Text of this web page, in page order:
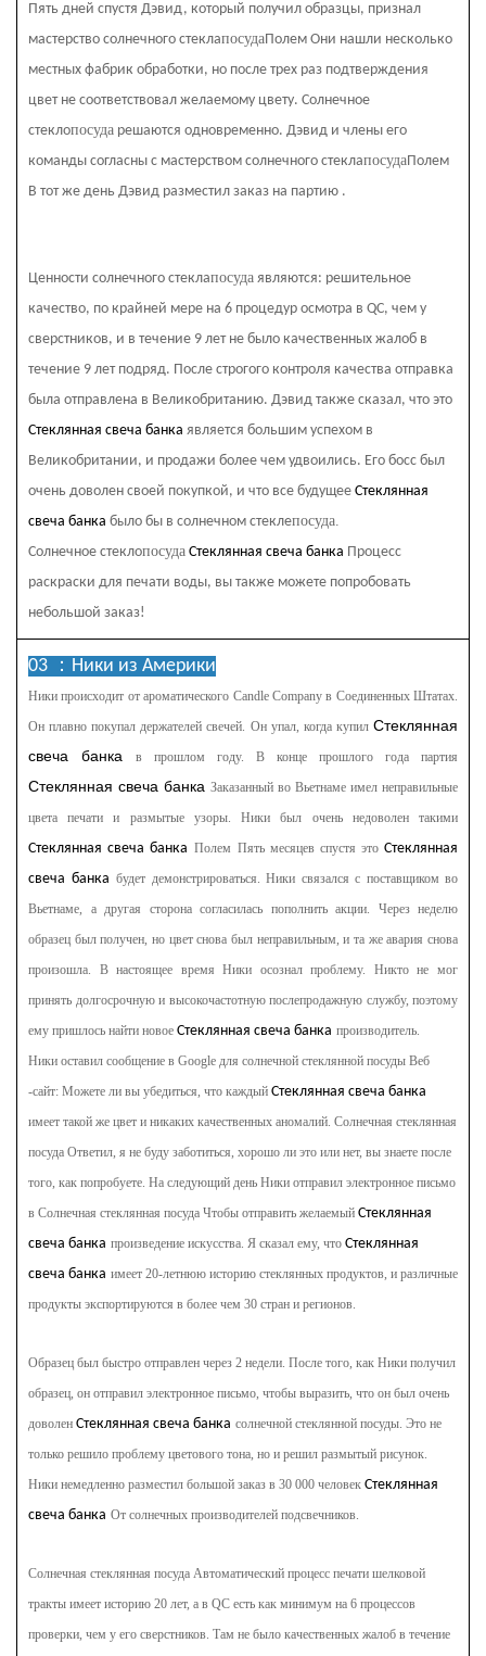
Пять дней спустя Дэвид, который получил образцы, признал
мастерство солнечного стеклапосудаПолем Они нашли несколько
местных фабрик обработки, но после трех раз подтверждения
цвет не соответствовал желаемому цвету. Солнечное
стеклопосуда решаются одновременно. Дэвид и члены его
команды согласны с мастерством солнечного стеклапосудаПолем
В тот же день Дэвид разместил заказ на партию .
Ценности солнечного стеклапосуда являются: решительное
качество, по крайней мере на 6 процедур осмотра в QC, чем у
сверстников, и в течение 9 лет не было качественных жалоб в
течение 9 лет подряд. После строгого контроля качества отправка
была отправлена ​​в Великобританию. Дэвид также сказал, что это
Стеклянная свеча банка является большим успехом в
Великобритании, и продажи более чем удвоились. Его босс был
очень доволен своей покупкой, и что все будущее Стеклянная
свеча банка было бы в солнечном стеклепосуда.
Солнечное стеклопосуда Стеклянная свеча банка Процесс
раскраски для печати воды, вы также можете попробовать
небольшой заказ!
03 ： Ники из Америки
Ники происходит от ароматического Candle Company в Соединенных Штатах.
Он плавно покупал держателей свечей. Он упал, когда купил Стеклянная
свеча банка
в прошлом году. В конце прошлого года партия
Стеклянная свеча банка Заказанный во Вьетнаме имел неправильные
цвета печати и размытые узоры. Ники был очень недоволен такими
Стеклянная свеча банка Полем Пять месяцев спустя это Стеклянная
свеча банка будет демонстрироваться. Ники связался с поставщиком во
Вьетнаме, а другая сторона согласилась пополнить акции. Через неделю
образец был получен, но цвет снова был неправильным, и та же авария снова
произошла. В настоящее время Ники осознал проблему. Никто не мог
принять долгосрочную и высокочастотную послепродажную службу, поэтому
ему пришлось найти новое Стеклянная свеча банка производитель.
Ники оставил сообщение в Google для солнечной стеклянной посуды Веб
-сайт: Можете ли вы убедиться, что каждый Стеклянная свеча банка
имеет такой же цвет и никаких качественных аномалий. Солнечная стеклянная
посуда Ответил, я не буду заботиться, хорошо ли это или нет, вы знаете после
того, как попробуете. На следующий день Ники отправил электронное письмо
в Солнечная стеклянная посуда Чтобы отправить желаемый Стеклянная
свеча банка произведение искусства. Я сказал ему, что Стеклянная
свеча банка имеет 20-летнюю историю стеклянных продуктов, и различные
продукты экспортируются в более чем 30 стран и регионов.
Образец был быстро отправлен через 2 недели. После того, как Ники получил
образец, он отправил электронное письмо, чтобы выразить, что он был очень
доволен Стеклянная свеча банка солнечной стеклянной посуды. Это не
только решило проблему цветового тона, но и решил размытый рисунок.
Ники немедленно разместил большой заказ в 30 000 человек Стеклянная
свеча банка От солнечных производителей подсвечников.
Солнечная стеклянная посуда Автоматический процесс печати шелковой
тракты имеет историю 20 лет, а в QC есть как минимум на 6 процессов
проверки, чем у его сверстников. Там не было качественных жалоб в течение